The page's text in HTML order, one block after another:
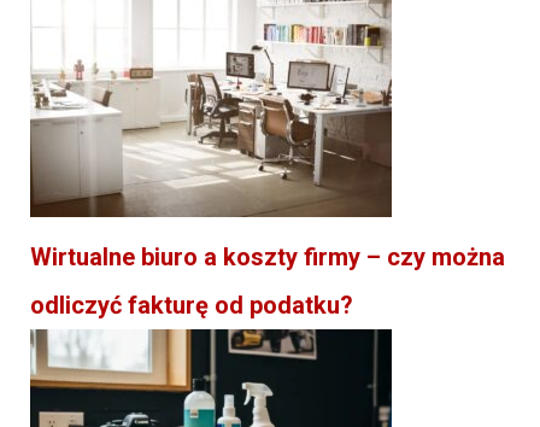
Wirtualne biuro a koszty firmy – czy można
odliczyć fakturę od podatku?